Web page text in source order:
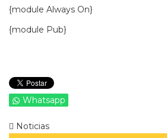
{module Always On}
{module Pub}
Whatsapp
Noticias